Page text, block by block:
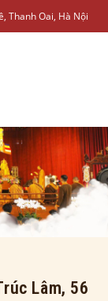
Thanh Oai, Hà Nội
Lâm, 56